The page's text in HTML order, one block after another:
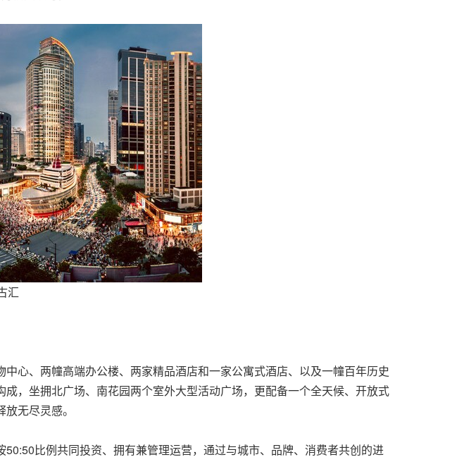
汇
心、两幢高端办公楼、两家精品酒店和一家公寓式酒店、以及一幢百年历史
，坐拥北广场、南花园两个室外大型活动广场，更配备一个全天候、开放式
无尽灵感。
比例共同投资、拥有兼管理运营，通过与城市、品牌、消费者共创的进